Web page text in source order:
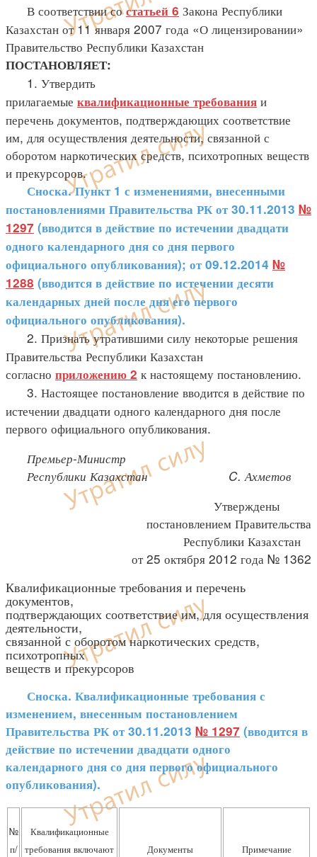
В соответствии состатьей 6 Закона Республики
Казахстан от 11 января 2007 года «О лицензировании»
Правительство Республики Казахстан
ПОСТАНОВЛЯЕТ:
1. Утвердить
прилагаемые квалификационные требования и
перечень документов, подтверждающих соответствие
им, для осуществления деятельности, связанной с
оборотом наркотических средств, психотропных веществ
и прекурсоров.
Сноска. Пункт 1 с изменениями, внесенными
постановлениями Правительства РК от 30.11.2013 №
1297 (вводится в действие по истечении двадцати
одного календарного дня со дня первого
официального опубликования); от 09.12.2014 №
1288 (вводится в действие по истечении десяти
календарных дней после дня его первого
официального опубликования).
2. Признать утратившими силу некоторые решения
Правительства Республики Казахстан
согласно приложению 2 к настоящему постановлению.
3. Настоящее постановление вводится в действие по
истечении двадцати одного календарного дня после
первого официального опубликования.
Премьер-Министр
Республики Казахстан C. Ахметов
Утверждены
постановлением Правительства
Республики Казахстан
от 25 октября 2012 года № 1362
Квалификационные требования и перечень
документов,
подтверждающих соответствие им, для осуществления
деятельности,
связанной с оборотом наркотических средств,
психотропных
веществ и прекурсоров
Сноска. Квалификационные требования с
изменением, внесенным постановлением
Правительства РК от 30.11.2013 № 1297 (вводится в
действие по истечении двадцати одного
календарного дня со дня первого официального
опубликования).
№
п/
Квалификационные
требования включают
Документы Примечание